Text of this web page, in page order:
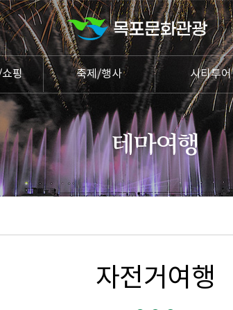
핑 축제/행사 시티투어
자전거여행